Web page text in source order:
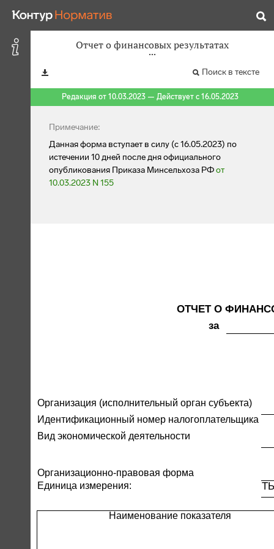
Отчет о финансовых результатах
Поиск в тексте
Редакция от 10.03.2023 — Действует с 16.05.2023
Примечание:
Данная форма вступает в силу (с 16.05.2023) по
истечении 10 дней после дня официального
опубликования Приказа Минсельхоза РФот
10.03.2023 N 155
ОТЧЕТ О
за
Организация (исполнительный орган субъекта)
Идентификационный номер налогоплательщика
Вид экономической деятельности
Организационно-правовая форма
Единица измерения:
Наименование показателя